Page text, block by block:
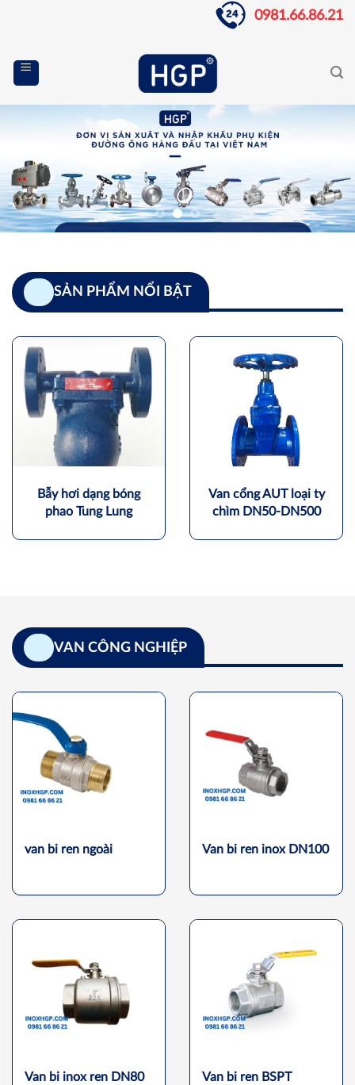
0981.66.86.21
SẢN PHẨM NỔI BẬT
Bẫy hơi dạng bóng
phao Tung Lung
Van cổng AUT loại ty
chìm DN50-DN500
VAN CÔNG NGHIỆP
van bi ren ngoài Van bi ren inox DN100
Van bi inox ren DN80 Van bi ren BSPT